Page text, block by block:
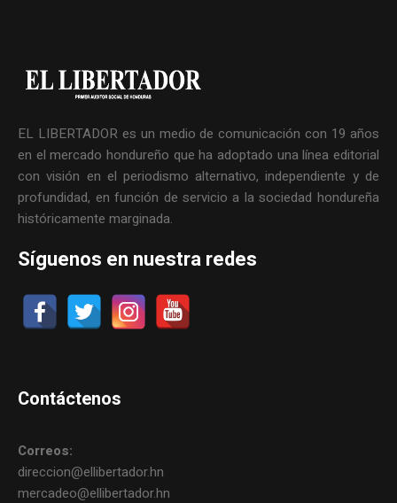
EL LIBERTADOR es un medio de comunicación con 19 años
en el mercado hondureño que ha adoptado una línea editorial
con visión en el periodismo alternativo, independiente y de
profundidad, en función de servicio a la sociedad hondureña
históricamente marginada.
Síguenos en nuestra redes
Contáctenos
Correos:
direccion@ellibertador.hn
mercadeo@ellibertador.hn